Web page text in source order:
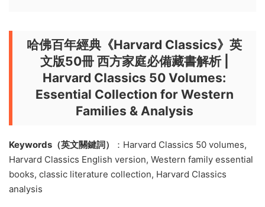
哈佛百年經典《Harvard Classics》英
文版50冊 西方家庭必備藏書解析 |
Harvard Classics 50 Volumes:
Essential Collection for Western
Families & Analysis
Keywords（英文關鍵詞）
：Harvard Classics 50 volumes,
Harvard Classics English version, Western family essential
books, classic literature collection, Harvard Classics
analysis